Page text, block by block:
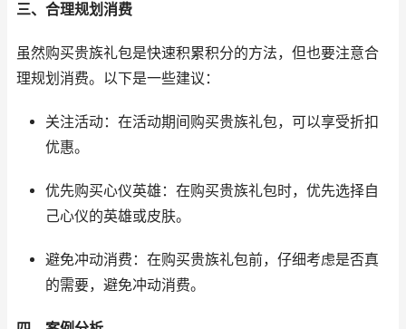
三、合理规划消费
虽然购买贵族礼包是快速积累积分的方法，但也要注意合
理规划消费。以下是一些建议：
关注活动：在活动期间购买贵族礼包，可以享受折扣
优惠。
优先购买心仪英雄：在购买贵族礼包时，优先选择自
己心仪的英雄或皮肤。
避免冲动消费：在购买贵族礼包前，仔细考虑是否真
的需要，避免冲动消费。